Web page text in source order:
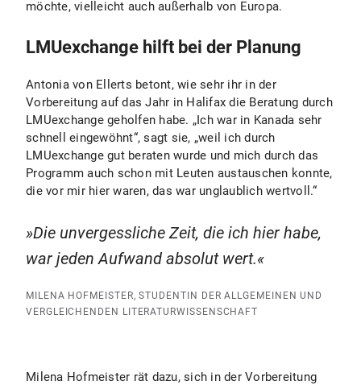
möchte, vielleicht auch außerhalb von Europa.
LMUexchange hilft bei der Planung
Antonia von Ellerts betont, wie sehr ihr in der
Vorbereitung auf das Jahr in Halifax die Beratung durch
LMUexchange geholfen habe. „Ich war in Kanada sehr
schnell eingewöhnt“, sagt sie, „weil ich durch
LMUexchange gut beraten wurde und mich durch das
Programm auch schon mit Leuten austauschen konnte,
die vor mir hier waren, das war unglaublich wertvoll.“
Die unvergessliche Zeit, die ich hier habe,
war jeden Aufwand absolut wert.
MILENA HOFMEISTER, STUDENTIN DER ALLGEMEINEN UND
VERGLEICHENDEN LITERATURWISSENSCHAFT
Milena Hofmeister rät dazu, sich in der Vorbereitung